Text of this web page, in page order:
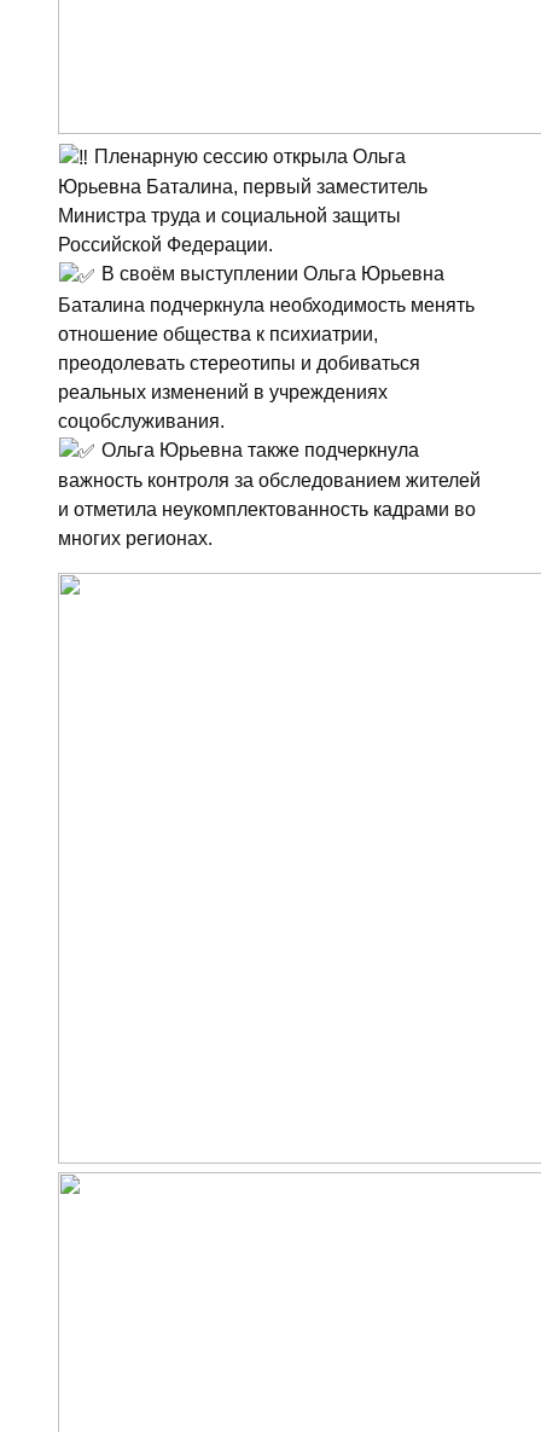
Пленарную сессию открыла Ольга
Юрьевна Баталина, первый заместитель
Министра труда и социальной защиты
Российской Федерации.
В своём выступлении Ольга Юрьевна
Баталина подчеркнула необходимость менять
отношение общества к психиатрии,
преодолевать стереотипы и добиваться
реальных изменений в учреждениях
соцобслуживания.
Ольга Юрьевна также подчеркнула
важность контроля за обследованием жителей
и отметила неукомплектованность кадрами во
многих регионах.